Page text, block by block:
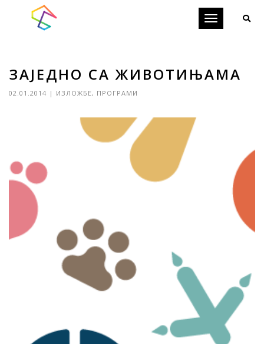
Toggle
ЗАЈЕДНО СА ЖИВОТИЊАМА
02.01.2014 | ИЗЛОЖБЕ, ПРОГРАМИ